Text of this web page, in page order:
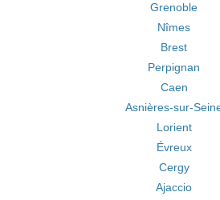
Grenoble
Nîmes
Brest
Perpignan
Caen
Asnières-sur-
Lorient
Évreux
Cergy
Ajaccio